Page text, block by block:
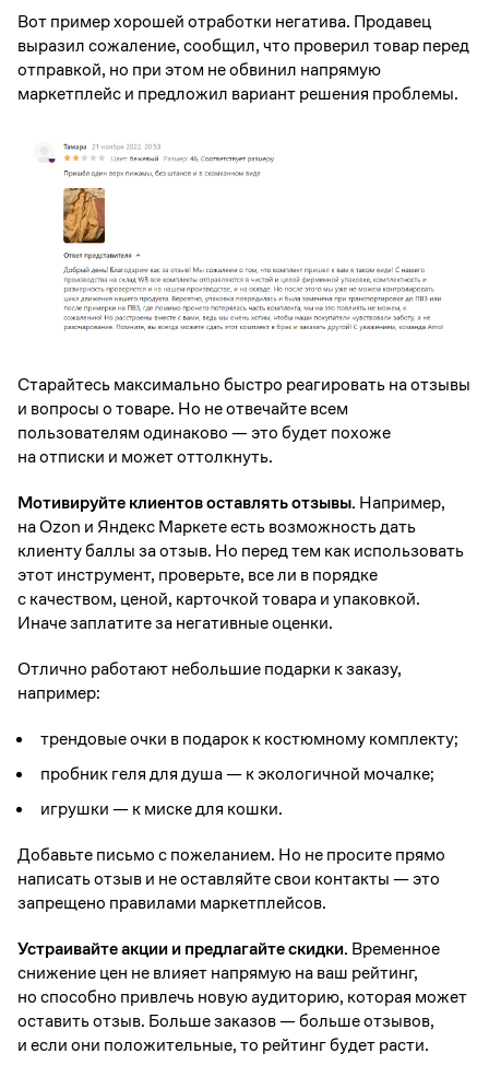
Вот пример хорошей отработки негатива. Продавец
выразил сожаление, сообщил, что проверил товар перед
отправкой, но при этом не обвинил напрямую
маркетплейс и предложил вариант решения проблемы.
Старайтесь максимально быстро реагировать на отзывы
и вопросы о товаре. Но не отвечайте всем
пользователям одинаково — это будет похоже
на отписки и может оттолкнуть.
Мотивируйте клиентов оставлять отзывы. Например,
на Ozon и Яндекс Маркете есть возможность дать
клиенту баллы за отзыв. Но перед тем как использовать
этот инструмент, проверьте, все ли в порядке
с качеством, ценой, карточкой товара и упаковкой.
Иначе заплатите за негативные оценки.
Отлично работают небольшие подарки к заказу,
например:
трендовые очки в подарок к костюмному комплекту;
пробник геля для душа — к экологичной мочалке;
игрушки — к миске для кошки.
Добавьте письмо с пожеланием. Но не просите прямо
написать отзыв и не оставляйте свои контакты — это
запрещено правилами маркетплейсов.
Устраивайте акции и предлагайте скидки. Временное
снижение цен не влияет напрямую на ваш рейтинг,
но способно привлечь новую аудиторию, которая может
оставить отзыв. Больше заказов — больше отзывов,
и если они положительные, то рейтинг будет расти.